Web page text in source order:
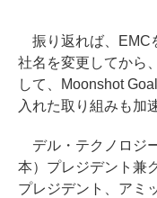
振り返れば、EMC
社名を変更してから
して、Moonshot
入れた取り組みも加
デル・テクノロジ
本）プレジデント兼
プレジデント、アミ